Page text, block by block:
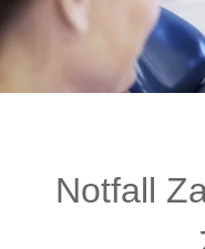
Notfall